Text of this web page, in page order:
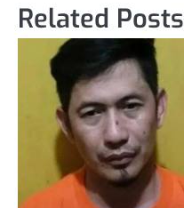
Related Posts